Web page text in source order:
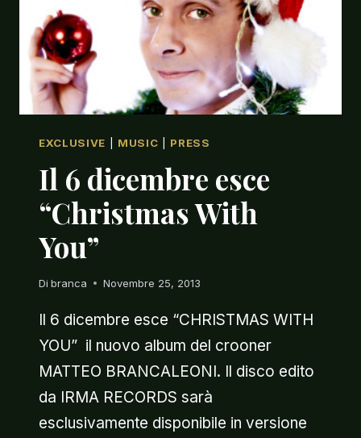
EXCLUSIVE MUSIC PRESS
Il 6 dicembre esce
“Christmas With
You”
Di branca Novembre 25, 2013
Il 6 dicembre esce “CHRISTMAS WITH
YOU” il nuovo album del crooner
MATTEO BRANCALEONI. Il disco edito
da IRMA RECORDS sarà
esclusivamente disponibile in versione